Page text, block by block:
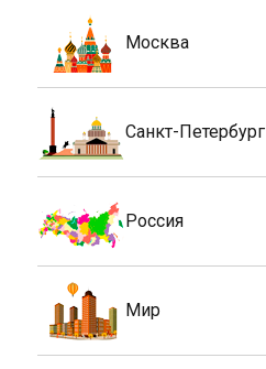
Москва
Санкт-Петербург
Россия
Мир